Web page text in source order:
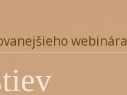
webinára